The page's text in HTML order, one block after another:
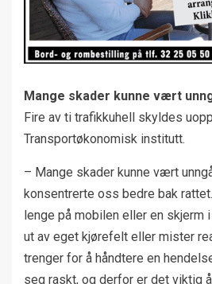
Mange skader kunne vært
Fire av ti trafikkuhell skyldes
Transportøkonomisk institutt.
– Mange skader kunne vært
konsentrerte oss bedre bak
lenge på mobilen eller en skjerm
ut av eget kjørefelt eller mister
trenger for å håndtere en
seg raskt, og derfor er det viktig